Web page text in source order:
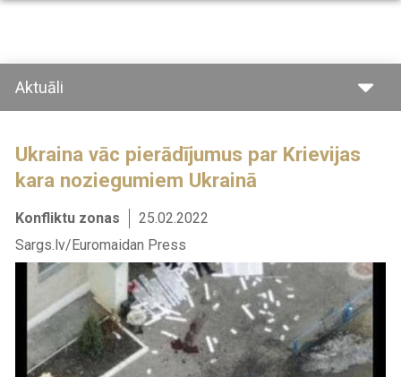
Pārlekt
saturu
Aktuāli
Ukraina vāc pierādījumus par Krievijas
kara noziegumiem Ukrainā
Konfliktu zonas
25.02.2022
Sargs.lv/Euromaidan Press